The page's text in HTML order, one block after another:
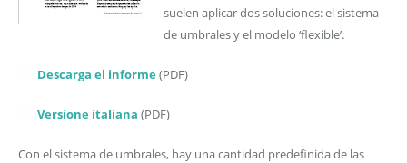
suelen aplicar dos soluciones: el sistema
de umbrales y el modelo ‘flexible’.
Descarga el informe(PDF)
Versione italiana (PDF)
Con el sistema de umbrales, hay una cantidad predefinida de las